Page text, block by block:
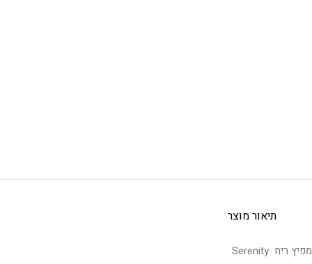
תיאור מוצר
מפיץ ריח Serenity